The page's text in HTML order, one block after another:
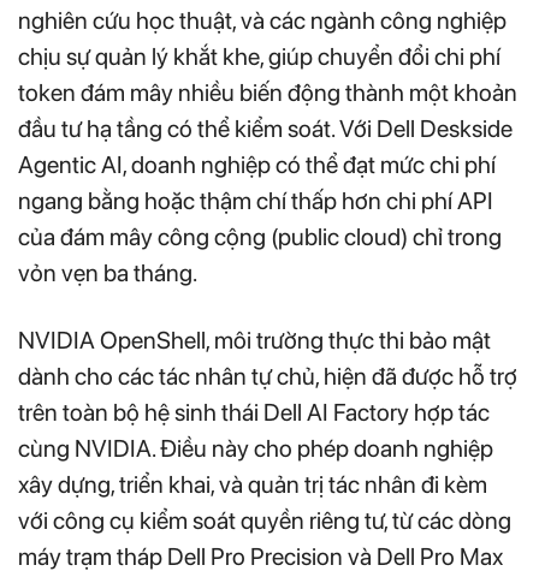
nghiên cứu học thuật, và các ngành công nghiệp
chịu sự quản lý khắt khe, giúp chuyển đổi chi phí
token đám mây nhiều biến động thành một khoản
đầu tư hạ tầng có thể kiểm soát. Với Dell Deskside
Agentic AI, doanh nghiệp có thể đạt mức chi phí
ngang bằng hoặc thậm chí thấp hơn chi phí API
của đám mây công cộng (public cloud) chỉ trong
vỏn vẹn ba tháng.
NVIDIA OpenShell, môi trường thực thi bảo mật
dành cho các tác nhân tự chủ, hiện đã được hỗ trợ
trên toàn bộ hệ sinh thái Dell AI Factory hợp tác
cùng NVIDIA. Điều này cho phép doanh nghiệp
xây dựng, triển khai, và quản trị tác nhân đi kèm
với công cụ kiểm soát quyền riêng tư, từ các dòng
máy trạm tháp Dell Pro Precision và Dell Pro Max